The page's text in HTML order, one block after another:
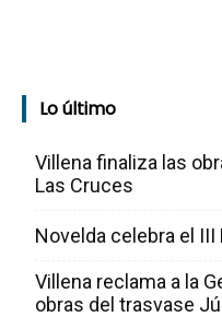
Lo último
Villena finaliza las
Las Cruces
Novelda celebra el
Villena reclama a la
obras del trasvase